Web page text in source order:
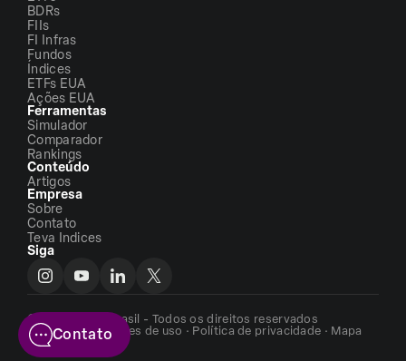
BDRs
FIIs
FI Infras
Fundos
Índices
ETFs EUA
Ações EUA
Ferramentas
Simulador
Comparador
Rankings
Conteúdo
Artigos
Empresa
Sobre
Contato
Teva Indices
Siga
©2026 - ETFs Brasil - Todos os direitos reservados
Termos e condições de uso · Política de privacidade · Mapa
do siteContato